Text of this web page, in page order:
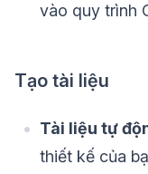
vào quy trình
Tạo tài liệu
Tài liệu tự
thiết kế của